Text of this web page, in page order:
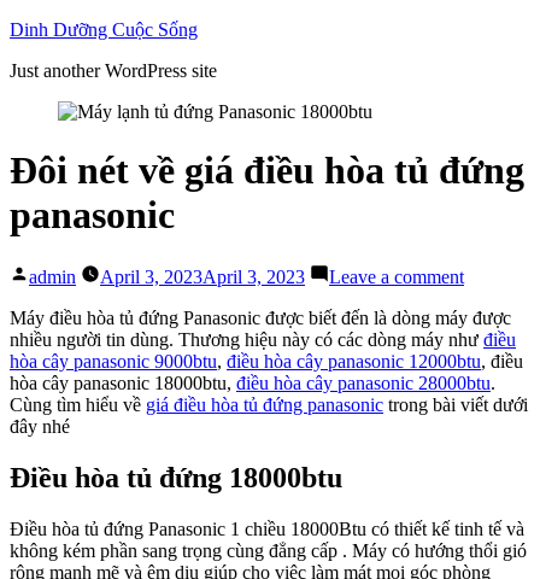
Skip
content
Dinh Dưỡng Cuộc Sống
Just another WordPress site
Đôi nét về giá điều hòa tủ đứng
panasonic
Posted
admin April 3, 2023April 3, 2023 Leave a commenton
nét
về
giá
điều
hòa
Máy điều hòa tủ đứng Panasonic được biết đến là dòng máy được
nhiều người tin dùng. Thương hiệu này có các dòng máy như điều
hòa cây panasonic 9000btu, điều hòa cây panasonic 12000btu, điều
hòa cây panasonic 18000btu, điều hòa cây panasonic 28000btu.
Cùng tìm hiểu về giá điều hòa tủ đứng panasonic trong bài viết dưới
đây nhé
Điều hòa tủ đứng 18000btu
Điều hòa tủ đứng Panasonic 1 chiều 18000Btu có thiết kế tinh tế và
không kém phần sang trọng cùng đẳng cấp . Máy có hướng thổi gió
rộng mạnh mẽ và êm dịu giúp cho việc làm mát mọi góc phòng